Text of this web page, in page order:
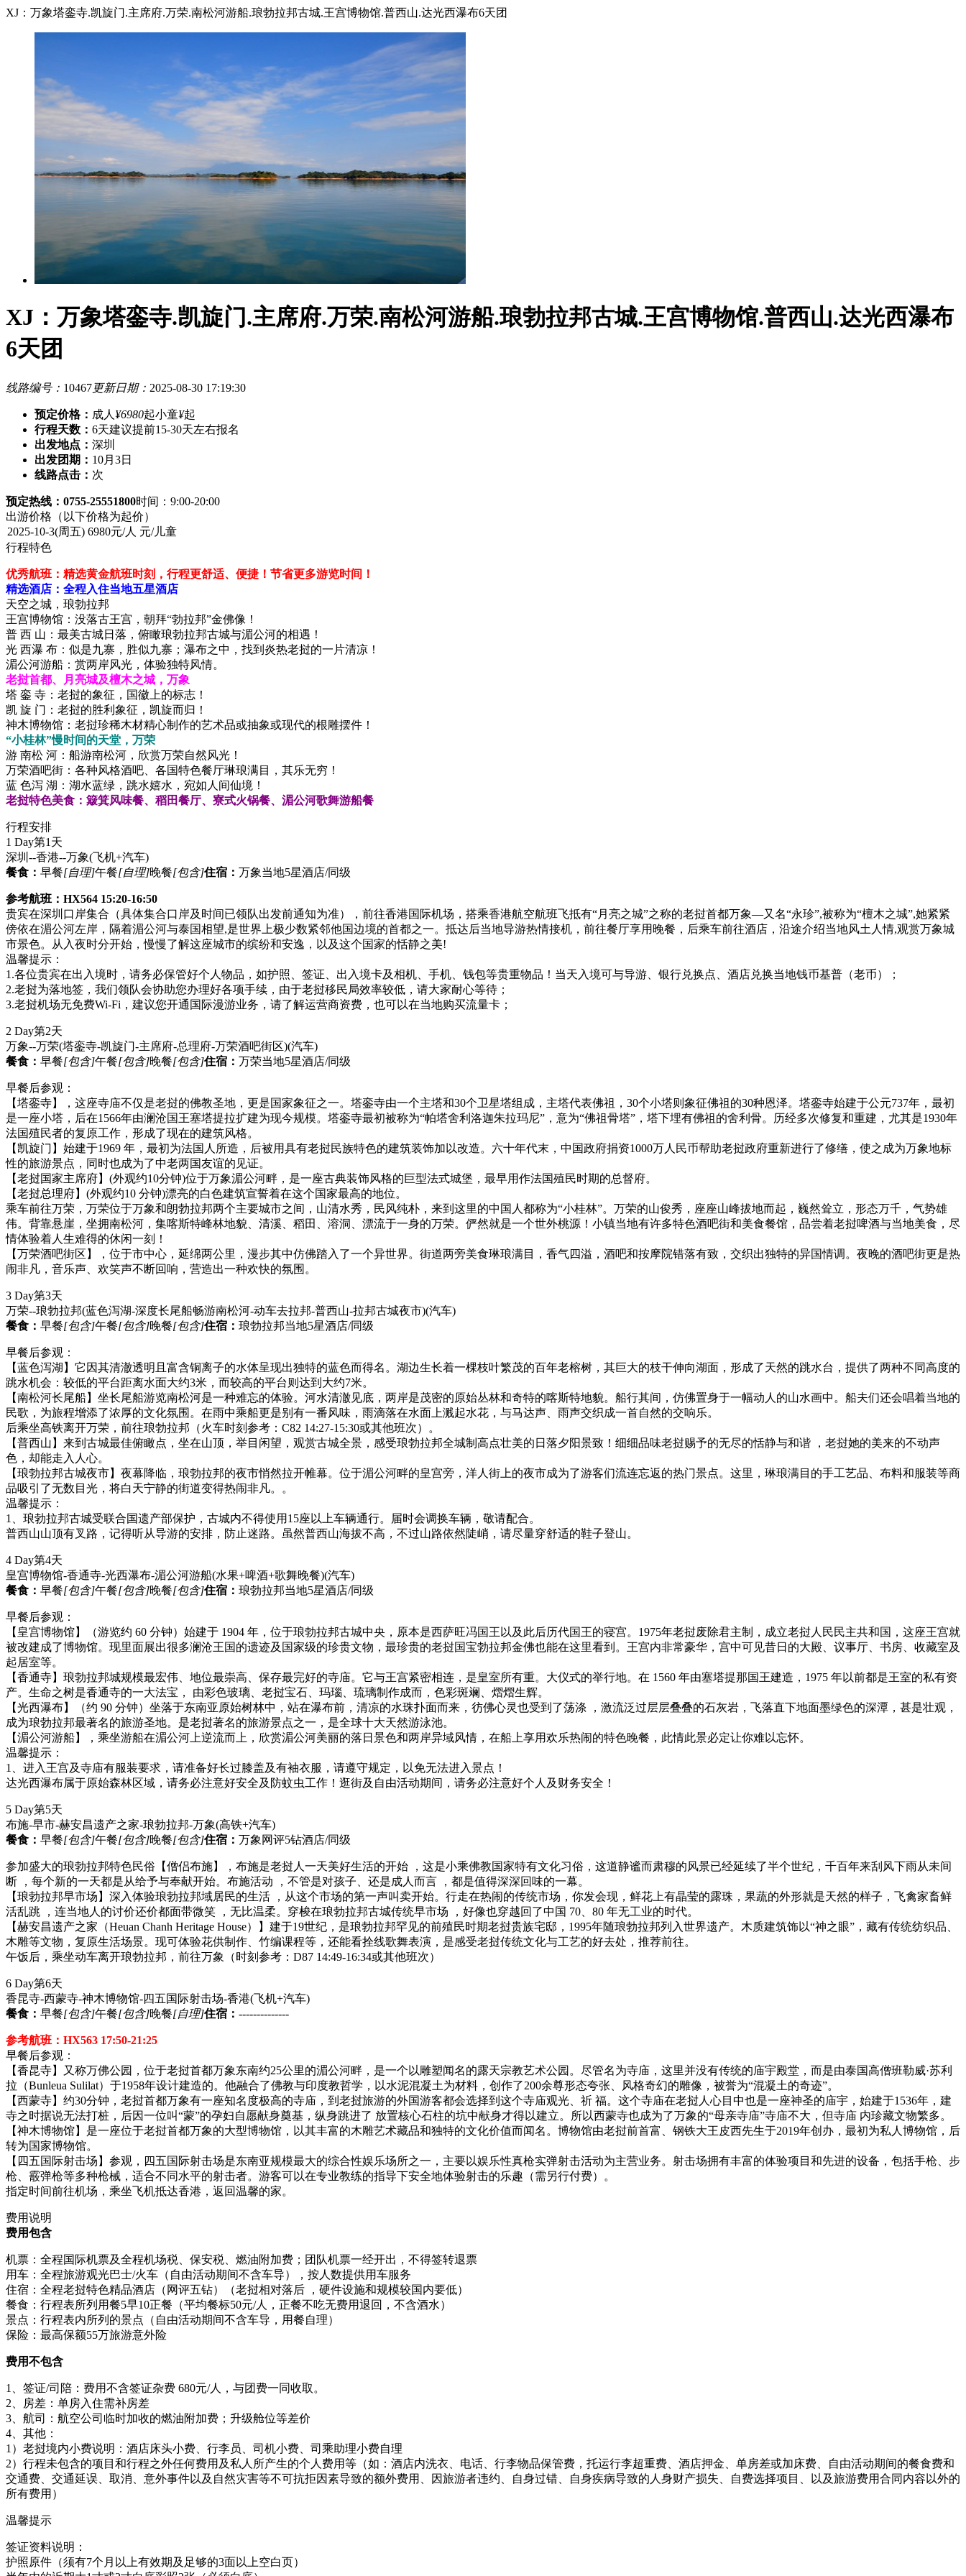
XJ：万象塔銮寺.凯旋门.主席府.万荣.南松河游船.琅勃拉邦古城.王宫博物馆.普西山.达光西瀑布6天团
XJ：万象塔銮寺.凯旋门.主席府.万荣.南松河游船.琅勃拉邦古城.王宫博物馆.普西山.达光西瀑布
6天团
线路编号： 10467更新日期： 2025-08-30 17:19:30
预定价格： 成人 ¥6980起小童¥起
行程天数： 6天建议提前15-30天左右报名
出发地点： 深圳
出发团期： 10月3日
线路点击： 次
预定热线：0755-25551800时间：9:00-20:00
出游价格 （以下价格为起价）
行程特色
优秀航班：精选黄金航班时刻，行程更舒适、便捷！节省更多游览时间！
精选酒店：全程入住当地五星酒店
天空之城，琅勃拉邦
王宫博物馆：没落古王宫，朝拜“勃拉邦”金佛像！
普 西 山：最美古城日落，俯瞰琅勃拉邦古城与湄公河的相遇！
光 西瀑 布：似是九寨，胜似九寨；瀑布之中，找到炎热老挝的一片清凉！
湄公河游船：赏两岸风光，体验独特风情。
老挝首都、月亮城及檀木之城，万象
塔 銮 寺：老挝的象征，国徽上的标志！
凯 旋 门：老挝的胜利象征，凯旋而归！
神木博物馆：老挝珍稀木材精心制作的艺术品或抽象或现代的根雕摆件！
“小桂林”慢时间的天堂，万荣
游 南松 河：船游南松河，欣赏万荣自然风光！
万荣酒吧街：各种风格酒吧、各国特色餐厅琳琅满目，其乐无穷！
蓝 色泻 湖：湖水蓝绿，跳水嬉水，宛如人间仙境！
老挝特色美食：簸箕风味餐、稻田餐厅、寮式火锅餐、湄公河歌舞游船餐
行程安排
1 Day第1天
深圳--香港--万象(飞机+汽车)
餐食： 早餐[自理]午餐[自理]晚餐[包含]住宿： 万象当地5星酒店/同级
参考航班：HX564 15:20-16:50
贵宾在深圳口岸集合（具体集合口岸及时间已领队出发前通知为准），前往香港国际机场，搭乘香港航空航班飞抵有“月亮之城”之称的老挝首都万象—又名“永珍”,被称为“檀木之城”,她紧紧
傍依在湄公河左岸，隔着湄公河与泰国相望,是世界上极少数紧邻他国边境的首都之一。抵达后当地导游热情接机，前往餐厅享用晚餐，后乘车前往酒店，沿途介绍当地风土人情,观赏万象城
市景色。从入夜时分开始，慢慢了解这座城市的缤纷和安逸，以及这个国家的恬静之美!
温馨提示：
1.各位贵宾在出入境时，请务必保管好个人物品，如护照、签证、出入境卡及相机、手机、钱包等贵重物品！当天入境可与导游、银行兑换点、酒店兑换当地钱币基普（老币）；
2.老挝为落地签，我们领队会协助您办理好各项手续，由于老挝移民局效率较低，请大家耐心等待；
3.老挝机场无免费Wi-Fi，建议您开通国际漫游业务，请了解运营商资费，也可以在当地购买流量卡；
2 Day第2天
万象--万荣(塔銮寺-凯旋门-主席府-总理府-万荣酒吧街区)(汽车)
餐食： 早餐[包含]午餐[包含]晚餐[包含]住宿： 万荣当地5星酒店/同级
早餐后参观：
【塔銮寺】，这座寺庙不仅是老挝的佛教圣地，更是国家象征之一。塔銮寺由一个主塔和30个卫星塔组成，主塔代表佛祖，30个小塔则象征佛祖的30种恩泽‌‌。塔銮寺始建于公元737年，最初
是一座小塔，后在1566年由澜沧国王塞塔提拉扩建为现今规模。塔銮寺最初被称为“帕塔舍利洛迦朱拉玛尼”，意为“佛祖骨塔”，塔下埋有佛祖的舍利骨‌。历经多次修复和重建，尤其是1930年
法国殖民者的复原工作，形成了现在的建筑风格‌。
【凯旋门】始建于1969 年，最初为法国人所造，后被用具有老挝民族特色的建筑装饰加以改造。六十年代末，中国政府捐资1000万人民币帮助老挝政府重新进行了修缮，使之成为万象地标
性的旅游景点，同时也成为了中老两国友谊的见证。
【老挝国家主席府】(外观约10分钟)位于万象湄公河畔，是一座古典装饰风格的巨型法式城堡，最早用作法国殖民时期的总督府。
【老挝总理府】(外观约10 分钟)漂亮的白色建筑宣誓着在这个国家最高的地位。
乘车前往万荣，万荣位于万象和朗勃拉邦两个主要城市之间，山清水秀，民风纯朴，来到这里的中国人都称为“小桂林”。万荣的山俊秀，座座山峰拔地而起，巍然耸立，形态万千，气势雄
伟。背靠悬崖，坐拥南松河，集喀斯特峰林地貌、清溪、稻田、溶洞、漂流于一身的万荣。俨然就是一个世外桃源！小镇当地有许多特色酒吧街和美食餐馆，品尝着老挝啤酒与当地美食，尽
情体验着人生难得的休闲一刻！
【万荣酒吧街区】，位于市中心，延绵两公里，漫步其中仿佛踏入了一个异世界。街道两旁美食琳琅满目，香气四溢，酒吧和按摩院错落有致，交织出独特的异国情调。夜晚的酒吧街更是热
闹非凡，音乐声、欢笑声不断回响，营造出一种欢快的氛围。
3 Day第3天
万荣--琅勃拉邦(蓝色泻湖-深度长尾船畅游南松河-动车去拉邦-普西山-拉邦古城夜市)(汽车)
餐食： 早餐[包含]午餐[包含]晚餐[包含]住宿： 琅勃拉邦当地5星酒店/同级
早餐后参观：
【蓝色泻湖】它因其清澈透明且富含铜离子的水体呈现出独特的蓝色而得名。湖边生长着一棵枝叶繁茂的百年老榕树，其巨大的枝干伸向湖面，形成了天然的跳水台，提供了两种不同高度的
跳水机会：较低的平台距离水面大约3米，而较高的平台则达到大约7米‌。
【南松河长尾船】坐长尾船游览南松河是一种难忘的体验。河水清澈见底，两岸是茂密的原始丛林和奇特的喀斯特地貌。船行其间，仿佛置身于一幅动人的山水画中。船夫们还会唱着当地的
民歌，为旅程增添了浓厚的文化氛围。在雨中乘船更是别有一番风味，雨滴落在水面上溅起水花，与马达声、雨声交织成一首自然的交响乐‌。
后乘坐高铁离开万荣，前往琅勃拉邦（火车时刻参考：C82 14:27-15:30或其他班次）。
【普西山】来到古城最佳俯瞰点，坐在山顶，举目闲望，观赏古城全景，感受琅勃拉邦全城制高点壮美的日落夕阳景致！细细品味老挝赐予的无尽的恬静与和谐 ，老挝她的美来的不动声
色，却能走入人心。
【琅勃拉邦古城夜市】夜幕降临，琅勃拉邦的夜市悄然拉开帷幕。位于湄公河畔的皇宫旁，洋人街上的夜市成为了游客们流连忘返的热门景点。这里，琳琅满目的手工艺品、布料和服装等商
品吸引了无数目光，将白天宁静的街道变得热闹非凡。。
温馨提示：
1、琅勃拉邦古城受联合国遗产部保护，古城内不得使用15座以上车辆通行。届时会调换车辆，敬请配合。
普西山山顶有叉路，记得听从导游的安排，防止迷路。虽然普西山海拔不高，不过山路依然陡峭，请尽量穿舒适的鞋子登山。
4 Day第4天
皇宫博物馆-香通寺-光西瀑布-湄公河游船(水果+啤酒+歌舞晚餐)(汽车)
餐食： 早餐[包含]午餐[包含]晚餐[包含]住宿： 琅勃拉邦当地5星酒店/同级
早餐后参观：
【皇宫博物馆】（游览约 60 分钟）始建于 1904 年，位于琅勃拉邦古城中央，原本是西萨旺冯国王以及此后历代国王的寝宫。1975年老挝废除君主制，成立老挝人民民主共和国，这座王宫就
被改建成了博物馆。现里面展出很多澜沧王国的遗迹及国家级的珍贵文物，最珍贵的老挝国宝勃拉邦金佛也能在这里看到。王宫内非常豪华，宫中可见昔日的大殿、议事厅、书房、收藏室及
起居室等。
【香通寺】琅勃拉邦城规模最宏伟、地位最崇高、保存最完好的寺庙。它与王宫紧密相连，是皇室所有重。大仪式的举行地。在 1560 年由塞塔提那国王建造，1975 年以前都是王室的私有资
产。生命之树是香通寺的一大法宝， 由彩色玻璃、老挝宝石、玛瑙、琉璃制作成而，色彩斑斓、熠熠生辉。
【光西瀑布】（约 90 分钟）坐落于东南亚原始树林中，站在瀑布前，清凉的水珠扑面而来，彷佛心灵也受到了荡涤 ，激流泛过层层叠叠的石灰岩，飞落直下地面墨绿色的深潭，甚是壮观，
成为琅勃拉邦最著名的旅游圣地。是老挝著名的旅游景点之一，是全球十大天然游泳池。
【湄公河游船】，乘坐游船在湄公河上逆流而上，欣赏湄公河美丽的落日景色和两岸异域风情，在船上享用欢乐热闹的特色晚餐，此情此景必定让你难以忘怀。
温馨提示：
1、进入王宫及寺庙有服装要求，请准备好长过膝盖及有袖衣服，请遵守规定，以免无法进入景点！
达光西瀑布属于原始森林区域，请务必注意好安全及防蚊虫工作！逛街及自由活动期间，请务必注意好个人及财务安全！
5 Day第5天
布施-早市-赫安昌遗产之家-琅勃拉邦-万象(高铁+汽车)
餐食： 早餐[包含]午餐[包含]晚餐[包含]住宿： 万象网评5钻酒店/同级
参加盛大的琅勃拉邦特色民俗【僧侣布施】，布施是老挝人一天美好生活的开始 ，这是小乘佛教国家特有文化习俗，这道静谧而肃穆的风景已经延续了半个世纪，千百年来刮风下雨从未间
断 ，每个新的一天都是从给予与奉献开始。布施活动 ，不管是对孩子、还是成人而言 ，都是值得深深回味的一幕。
【琅勃拉邦早市场】深入体验琅勃拉邦域居民的生活 ，从这个市场的第一声叫卖开始。行走在热闹的传统市场，你发会现，鲜花上有晶莹的露珠，果蔬的外形就是天然的样子，飞禽家畜鲜
活乱跳 ，连当地人的讨价还价都面带微笑 ，无比温柔。穿梭在琅勃拉邦古城传统早市场 ，好像也穿越回了中国 70、80 年无工业的时代。
【赫安昌遗产之家（Heuan Chanh Heritage House）】建于19世纪，是琅勃拉邦罕见的前殖民时期老挝贵族宅邸，1995年随琅勃拉邦列入世界遗产。木质建筑饰以“神之眼”，藏有传统纺织品、
木雕等文物，复原生活场景。现可体验花供制作、竹编课程等，还能看拴线歌舞表演，是感受老挝传统文化与工艺的好去处，推荐前往。
午饭后，乘坐动车离开琅勃拉邦，前往万象（时刻参考：D87 14:49-16:34或其他班次）
6 Day第6天
香昆寺-西蒙寺-神木博物馆-四五国际射击场-香港(飞机+汽车)
餐食： 早餐[包含]午餐[包含]晚餐[自理]住宿： --------------
参考航班：HX563 17:50-21:25
早餐后参观：
【香昆寺】又称万佛公园，位于老挝首都万象东南约25公里的湄公河畔，是一个以雕塑闻名的露天宗教艺术公园。尽管名为寺庙，这里并没有传统的庙宇殿堂，而是由泰国高僧班勒威·苏利
拉（Bunleua Sulilat）于1958年设计建造的。他融合了佛教与印度教哲学，以水泥混凝土为材料，创作了200余尊形态夸张、风格奇幻的雕像，被誉为“混凝土的奇迹”。
【西蒙寺】约30分钟，老挝首都万象有一座知名度极高的寺庙，到老挝旅游的外国游客都会选择到这个寺庙观光、祈 福。这个寺庙在老挝人心目中也是一座神圣的庙宇，始建于1536年，建
寺之时据说无法打桩，后因一位叫“蒙”的孕妇自愿献身奠基，纵身跳进了 放置核心石柱的坑中献身才得以建立。所以西蒙寺也成为了万象的“母亲寺庙”寺庙不大，但寺庙 内珍藏文物繁多。
【神木博物馆】是一座位于老挝首都万象的大型博物馆，以其丰富的木雕艺术藏品和独特的文化价值而闻名。博物馆由老挝前首富、钢铁大王皮西先生于2019年创办，最初为私人博物馆，后
转为国家博物馆‌。
【四五国际射击场】参观，四五国际射击场是东南亚规模最大的综合性娱乐场所之一，主要以娱乐性真枪实弹射击活动为主营业务‌‌。射击场拥有丰富的体验项目和先进的设备，包括手枪、步
枪、霰弹枪等多种枪械，适合不同水平的射击者。游客可以在专业教练的指导下安全地体验射击的乐趣（需另行付费）‌。
指定时间前往机场，乘坐飞机抵达香港，返回温馨的家。
费用说明
费用包含
机票：全程国际机票及全程机场税、保安税、燃油附加费；团队机票一经开出，不得签转退票
用车：全程旅游观光巴士/火车（自由活动期间不含车导），按人数提供用车服务
住宿：全程老挝特色精品酒店（网评五钻）（老挝相对落后 ，硬件设施和规模较国内要低）
餐食：行程表所列用餐5早10正餐（平均餐标50元/人，正餐不吃无费用退回，不含酒水）
景点：行程表内所列的景点（自由活动期间不含车导，用餐自理）
保险：最高保额55万旅游意外险
费用不包含
1、签证/司陪：费用不含签证杂费 680元/人，与团费一同收取。
2、房差：单房入住需补房差
3、航司：航空公司临时加收的燃油附加费；升级舱位等差价
4、其他：
1）老挝境内小费说明：酒店床头小费、行李员、司机小费、司乘助理小费自理
2）行程未包含的项目和行程之外任何费用及私人所产生的个人费用等（如：酒店内洗衣、电话、行李物品保管费，托运行李超重费、酒店押金、单房差或加床费、自由活动期间的餐食费和
交通费、交通延误、取消、意外事件以及自然灾害等不可抗拒因素导致的额外费用、因旅游者违约、自身过错、自身疾病导致的人身财产损失、自费选择项目、以及旅游费用合同内容以外的
所有费用）
温馨提示
签证资料说明：
护照原件（须有7个月以上有效期及足够的3面以上空白页）